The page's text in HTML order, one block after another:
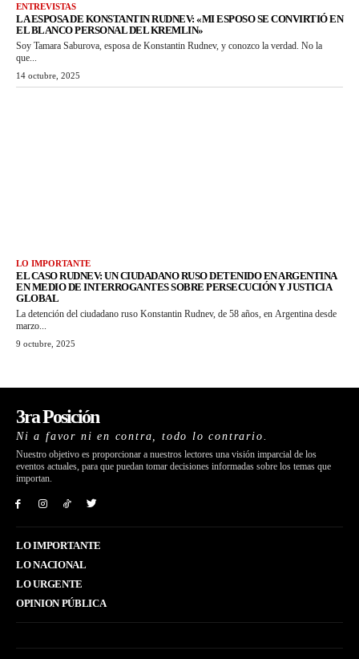
ENTREVISTAS
LA ESPOSA DE KONSTANTIN RUDNEV: «MI ESPOSO SE CONVIRTIÓ EN
EL BLANCO PERSONAL DEL KREMLIN»
Soy Tamara Saburova, esposa de Konstantin Rudnev, y conozco la verdad. No la
que...
14 octubre, 2025
LO IMPORTANTE
EL CASO RUDNEV: UN CIUDADANO RUSO DETENIDO EN ARGENTINA
EN MEDIO DE INTERROGANTES SOBRE PERSECUCIÓN Y JUSTICIA
GLOBAL
La detención del ciudadano ruso Konstantin Rudnev, de 58 años, en Argentina desde
marzo...
9 octubre, 2025
3ra Posición
Ni a favor ni en contra, todo lo contrario.
Nuestro objetivo es proporcionar a nuestros lectores una visión imparcial de los
eventos actuales, para que puedan tomar decisiones informadas sobre los temas que
importan.
LO IMPORTANTE
LO NACIONAL
LO URGENTE
OPINION PÚBLICA